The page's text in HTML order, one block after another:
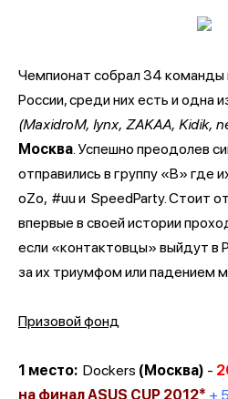
Чемпионат собрал 34 команды
России, среди них есть и одна
(MaxidroM, lynx, ZAKAA, Kidik,
Москва . Успешно преодолев
отправились в группу «B» где
oZo, #uu и SpeedParty. Стоит
впервые в своей истории
если «контактовцы» выйдут в
за их триумфом или падением
Призовой фонд
1 место: Dockers (Москва) -
на финал ASUS CUP 2012* +